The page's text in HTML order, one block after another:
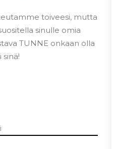
toiveesi, mutta
sinulle omia
TUNNE onkaan olla
sinä!